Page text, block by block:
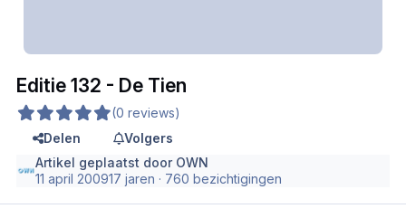
Editie 132 - De Tien
(0 reviews)
Delen
Volgers
Artikel geplaatst door OWN
11 april 200917 jaren · 760 bezichtigingen